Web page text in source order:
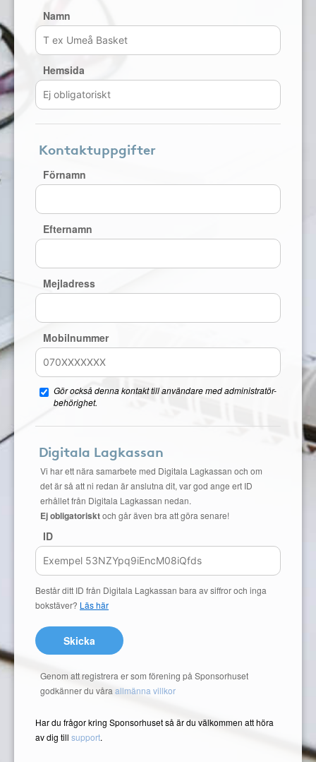
Namn
Hemsida
Kontaktuppgifter
Förnamn
Efternamn
Mejladress
Mobilnummer
Gör också denna kontakt till användare med administratör-
behörighet.
Digitala Lagkassan
Vi har ett nära samarbete med Digitala Lagkassan och om
det är så att ni redan är anslutna dit, var god ange ert ID
erhållet från Digitala Lagkassan nedan.
Ej obligatorisktoch går även bra att göra senare!
ID
Består ditt ID från Digitala Lagkassan bara av siffror och inga
bokstäver? Läs här
Skicka
Genom att registrera er som förening på Sponsorhuset
godkänner du våra allmänna villkor
Har du frågor kring Sponsorhuset så är du välkommen att höra
av dig till support.